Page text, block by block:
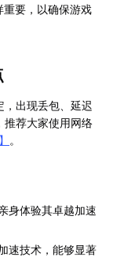
要，以确保游戏
，出现丢包、延迟
推荐大家使用网络
】 。
身体验其卓越加速
速技术，能够显著